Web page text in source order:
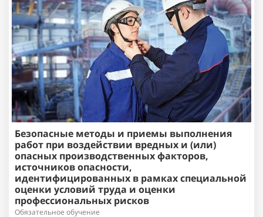
Безопасные методы и приемы выполнения
работ при воздействии вредных и (или)
опасных производственных факторов,
источников опасности,
идентифицированных в рамках специальной
оценки условий труда и оценки
профессиональных рисков
Обязательное обучение